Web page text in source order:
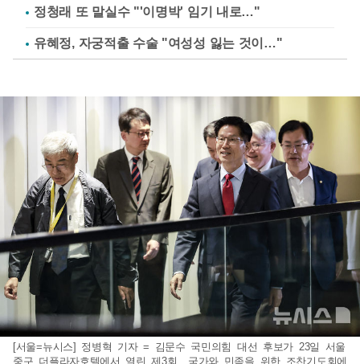
정청래 또 말실수 "'이명박' 임기 내로…"
유혜정, 자궁적출 수술 "여성성 잃는 것이…"
[서울=뉴시스] 정병혁 기자 = 김문수 국민의힘 대선 후보가 23일 서울
중구 더플라자호텔에서 열린 제3회 국가와 민족을 위한 조찬기도회에